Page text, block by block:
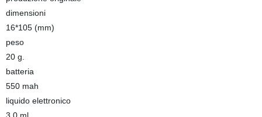
dimensioni
16*105 (mm)
peso
20 g.
batteria
550 mah
liquido elettronico